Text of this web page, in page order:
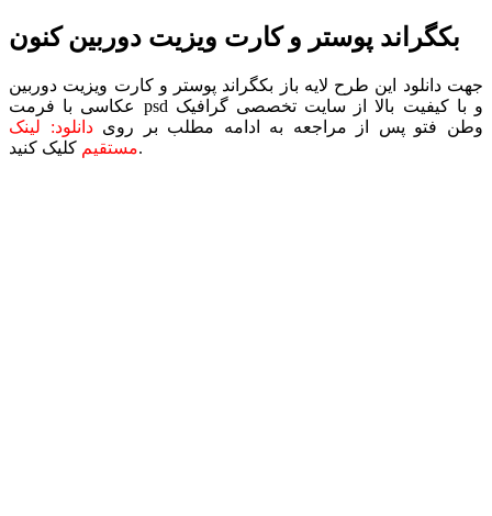
بکگراند پوستر و کارت ویزیت دوربین کنون
جهت دانلود این طرح لایه باز بکگراند پوستر و کارت ویزیت دوربین
عکاسی با فرمت psd و با کیفیت بالا از سایت تخصصی گرافیک
وطن فتو پس از مراجعه به ادامه مطلب بر رویدانلود: لینک
مستقیمکلیک کنید.